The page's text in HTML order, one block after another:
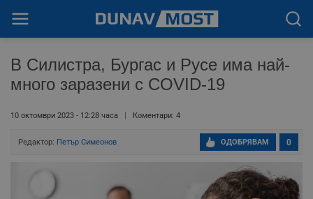
В Силистра, Бургас и Русе има най-
много заразени с COVID-19
10 октомври 2023 - 12:28 часа Коментари: 4
Редактор: Петър Симеонов 0
ОДОБРЯВАМ